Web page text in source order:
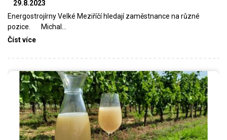
29.8.2023
Energostrojírny Velké Meziříčí hledají zaměstnance na různé
pozice. Michal…
Číst více